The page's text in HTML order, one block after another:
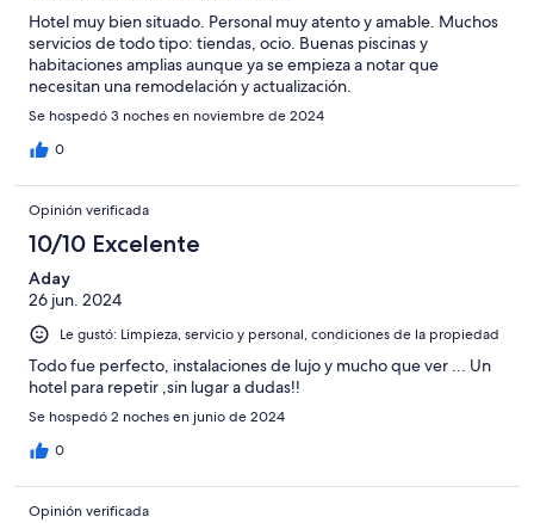
Hotel muy bien situado. Personal muy atento y amable. Muchos
servicios de todo tipo: tiendas, ocio. Buenas piscinas y
habitaciones amplias aunque ya se empieza a notar que
necesitan una remodelación y actualización.
Se hospedó 3 noches en noviembre de 2024
0
Opinión verificada
10/10 Excelente
Aday
26 jun. 2024
Le gustó: Limpieza, servicio y personal, condiciones de la propiedad
Todo fue perfecto, instalaciones de lujo y mucho que ver ... Un
hotel para repetir ,sin lugar a dudas!!
Se hospedó 2 noches en junio de 2024
0
Opinión verificada